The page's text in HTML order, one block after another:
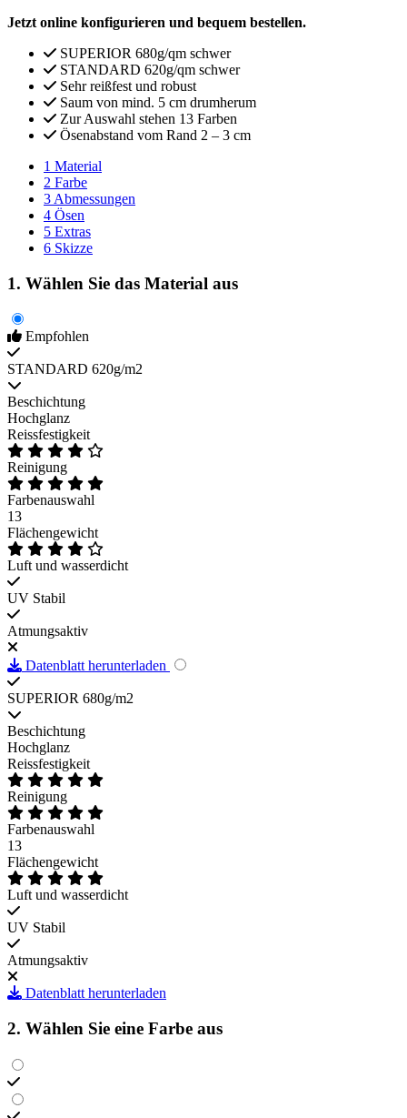
Jetzt online konfigurieren und bequem bestellen.
SUPERIOR 680g/qm schwer
STANDARD 620g/qm schwer
Sehr reißfest und robust
Saum von mind. 5 cm drumherum
Zur Auswahl stehen 13 Farben
Ösenabstand vom Rand 2 – 3 cm
1 Material
2 Farbe
3 Abmessungen
4 Ösen
5 Extras
6 Skizze
1. Wählen Sie das Material aus
Empfohlen
STANDARD 620g/m2
Beschichtung
Hochglanz
Reissfestigkeit
Reinigung
Farbenauswahl
13
Flächengewicht
Luft und wasserdicht
UV Stabil
Atmungsaktiv
Datenblatt herunterladen
SUPERIOR 680g/m2
Beschichtung
Hochglanz
Reissfestigkeit
Reinigung
Farbenauswahl
13
Flächengewicht
Luft und wasserdicht
UV Stabil
Atmungsaktiv
Datenblatt herunterladen
2. Wählen Sie eine Farbe aus